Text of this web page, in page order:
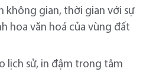
không gian, thời gian với sự
hoa văn hoá của vùng đất
lịch sử, in đậm trong tâm